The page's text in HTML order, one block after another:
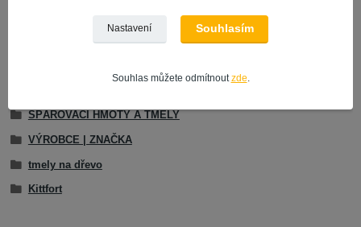
Zboží zařazeno v kategoriích
SPÁROVACÍ HMOTY A TMELY
VÝROBCE | ZNAČKA
tmely na dřevo
Kittfort
Nastavení Souhlasím
Souhlas můžete odmítnoutzde.